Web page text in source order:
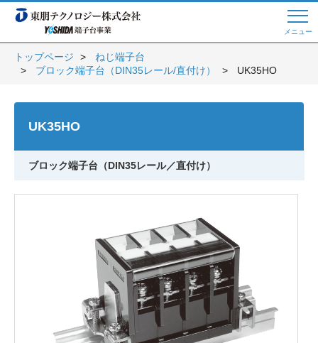
メニュー
Web商談 ご希望の方はこちら
トップページへ
よくある質問
会員登録
トップページ
ねじ端子台
ブロック端子台（DIN35レール/直付け）
UK35HO
UK35HO
ブロック端子台（DIN35レール／直付け）